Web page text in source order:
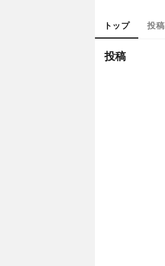
トップ 投稿
投稿